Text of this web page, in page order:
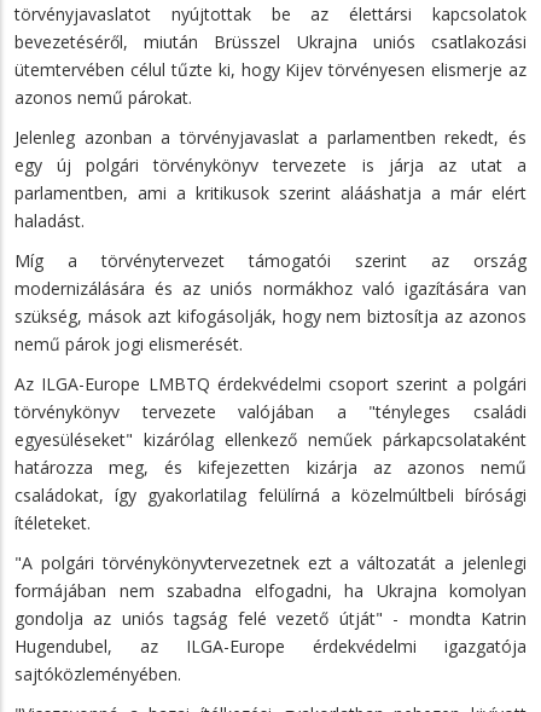
törvényjavaslatot nyújtottak be az élettársi kapcsolatok
bevezetéséről, miután Brüsszel Ukrajna uniós csatlakozási
ütemtervében célul tűzte ki, hogy Kijev törvényesen elismerje az
azonos nemű párokat.
Jelenleg azonban a törvényjavaslat a parlamentben rekedt, és
egy új polgári törvénykönyv tervezete is járja az utat a
parlamentben, ami a kritikusok szerint alááshatja a már elért
haladást.
Míg a törvénytervezet támogatói szerint az ország
modernizálására és az uniós normákhoz való igazítására van
szükség, mások azt kifogásolják, hogy nem biztosítja az azonos
nemű párok jogi elismerését.
Az ILGA-Europe LMBTQ érdekvédelmi csoport szerint a polgári
törvénykönyv tervezete valójában a "tényleges családi
egyesüléseket" kizárólag ellenkező neműek párkapcsolataként
határozza meg, és kifejezetten kizárja az azonos nemű
családokat, így gyakorlatilag felülírná a közelmúltbeli bírósági
ítéleteket.
"A polgári törvénykönyvtervezetnek ezt a változatát a jelenlegi
formájában nem szabadna elfogadni, ha Ukrajna komolyan
gondolja az uniós tagság felé vezető útját" - mondta Katrin
Hugendubel, az ILGA-Europe érdekvédelmi igazgatója
sajtóközleményében.